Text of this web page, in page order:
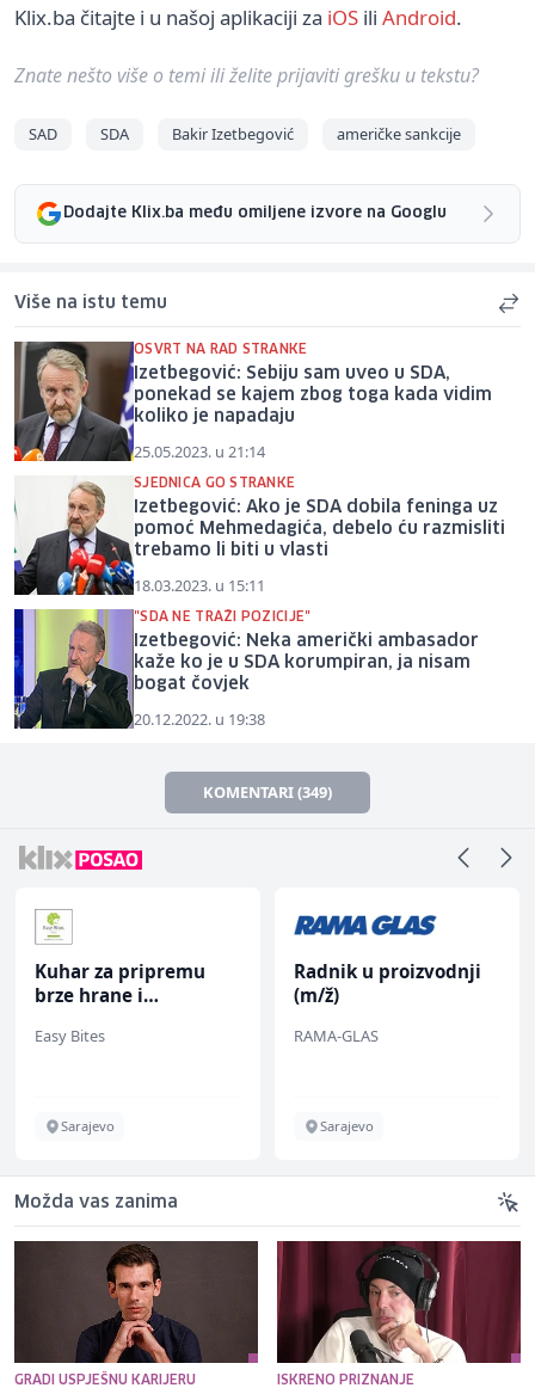
Klix.ba čitajte i u našoj aplikaciji za iOS ili Android.
Znate nešto više o temi ili želite prijaviti grešku u tekstu?
SAD SDA Bakir Izetbegović američke sankcije
Dodajte Klix.ba među omiljene izvore na Googlu
Više na istu temu
OSVRT NA RAD STRANKE
Izetbegović: Sebiju sam uveo u SDA,
ponekad se kajem zbog toga kada vidim
koliko je napadaju
25.05.2023. u 21:14
SJEDNICA GO STRANKE
Izetbegović: Ako je SDA dobila feninga uz
pomoć Mehmedagića, debelo ću razmisliti
trebamo li biti u vlasti
18.03.2023. u 15:11
"SDA NE TRAŽI POZICIJE"
Izetbegović: Neka američki ambasador
kaže ko je u SDA korumpiran, ja nisam
bogat čovjek
20.12.2022. u 19:38
KOMENTARI (349)
Radnik u proizvodnji
(m/ž)
RAMA-GLAS
Sarajevo
Konobar (m/ž)
Borbono
Sarajevo
Možda vas zanima
GRADI USPJEŠNU KARIJERU ISKRENO PRIZNANJE